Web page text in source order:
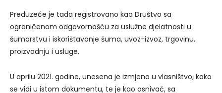
Preduzeće je tada registrovano kao Društvo sa
ograničenom odgovornošću za uslužne djelatnosti u
šumarstvu i iskorištavanje šuma, uvoz-izvoz, trgovinu,
proizvodnju i usluge.
U aprilu 2021. godine, unesena je izmjena u vlasništvo, kako
se vidi u istom dokumentu, te je kao osnivač, sa